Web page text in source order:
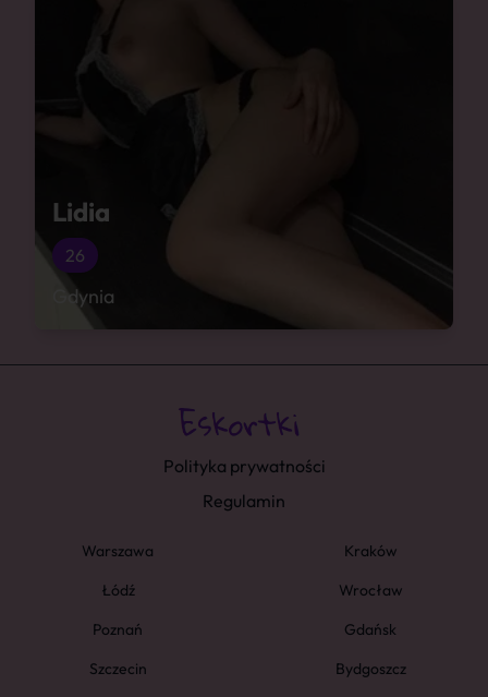
Lidia
26
Gdynia
Polityka prywatności
Regulamin
Warszawa
Kraków
Łódź
Wrocław
Poznań
Gdańsk
Szczecin
Bydgoszcz